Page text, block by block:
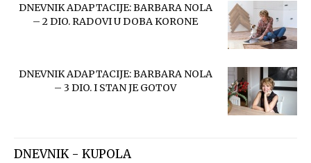
DNEVNIK ADAPTACIJE: BARBARA NOLA
– 2 DIO. RADOVI U DOBA KORONE
DNEVNIK ADAPTACIJE: BARBARA NOLA
– 3 DIO. I STAN JE GOTOV
DNEVNIK - KUPOLA